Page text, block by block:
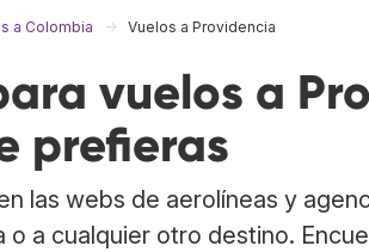
a Colombia Vuelos a Providencia
vuelos a
prefieras
las webs de aerolíneas y
o a cualquier otro destino.